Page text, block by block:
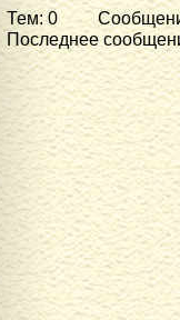
Тем: 0
Последнее